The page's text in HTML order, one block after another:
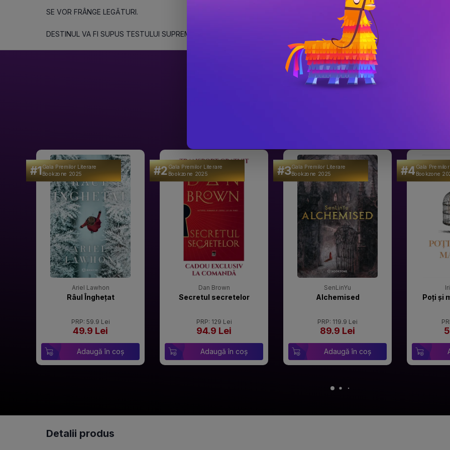
SE VOR FRÂNGE LEGĂTURI.
DESTINUL VA FI SUPUS TESTULUI SUPREM.
#1Gala Premilor Literare
Bookzone 2025
Ariel Lawhon
Râul Înghețat
PRP: 59.9 Lei
49.9 Lei
Adaugă în coș
#2Gala Premilor Literare
Bookzone 2025
Dan Brown
Secretul secretelor
PRP: 129 Lei
94.9 Lei
Adaugă în coș
#3Gala Premilor Literare
Bookzone 2025
SenLinYu
Alchemised
PRP: 119.9 Lei
89.9 Lei
Adaugă în coș
#4Gala
Bookzone
Poți și
Detalii produs